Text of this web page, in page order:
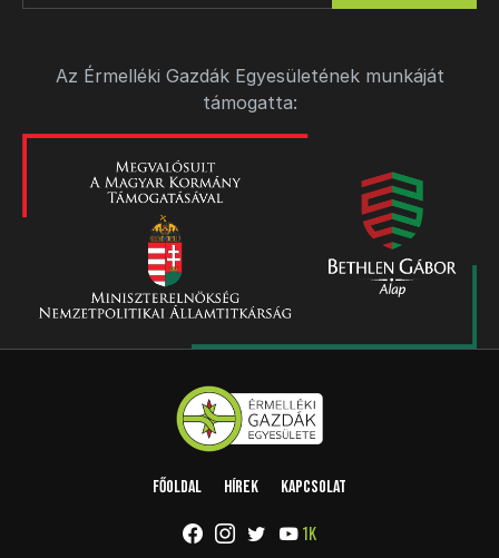
Az Érmelléki Gazdák Egyesületének munkáját
támogatta:
Főoldal Hírek Kapcsolat
1K